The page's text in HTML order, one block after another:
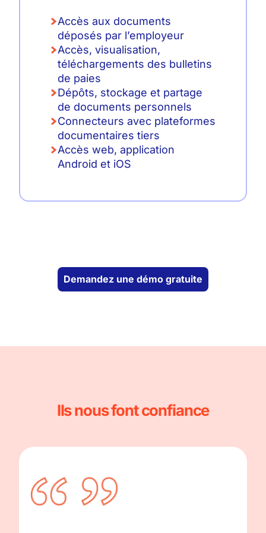
Accès aux documents
déposés par l’employeur
Accès, visualisation,
téléchargements des bulletins
de paies
Dépôts, stockage et partage
de documents personnels
Connecteurs avec plateformes
documentaires tiers
Accès web, application
Android et iOS
Demandez une démo gratuite
Ils nous font confiance